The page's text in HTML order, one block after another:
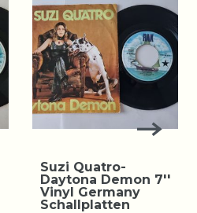
Suzi Quatro-
Daytona Demon 7''
Vinyl Germany
Schallplatten